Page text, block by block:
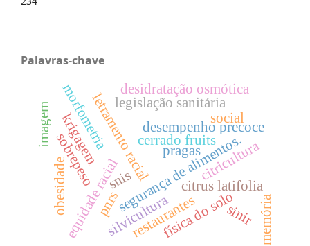
Palavras-chave
equidade racial
letramento racial
segurança de alimentos.
legislação sanitária
citrus latifolia
citricultura
desempenho precoce
pragas
morfometria
silvicultura
sobrepeso
obesidade física do solo
krigagem cerrado fruits
desidratação osmótica
pnrs
snis
sinir memória
imagem social
restaurantes